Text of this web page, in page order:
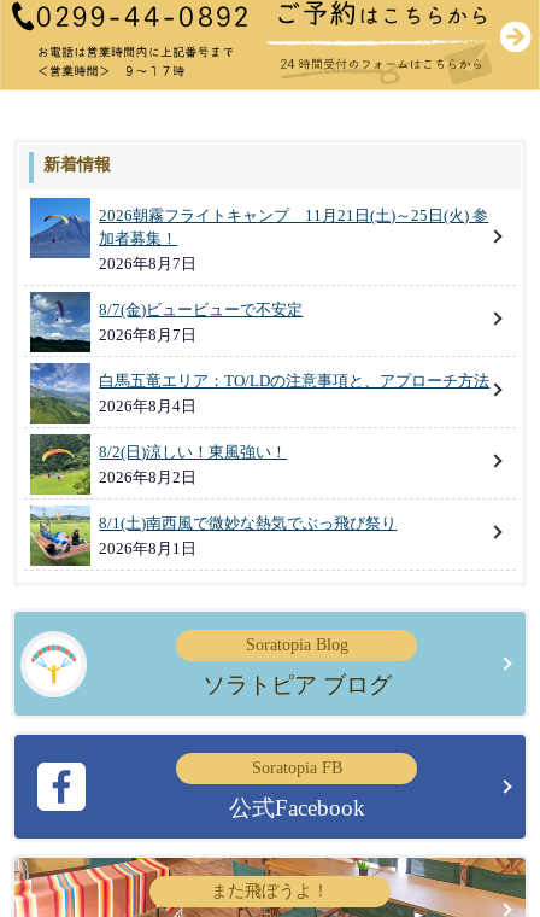
新着情報
2026朝霧フライトキャンプ 11月21日(土)～25日(火) 参
加者募集！
2026年8月7日
8/7(金)ビュービューで不安定
2026年8月7日
白馬五竜エリア：TO/LDの注意事項と、アプローチ方法
2026年8月4日
8/2(日)涼しい！東風強い！
2026年8月2日
8/1(土)南西風で微妙な熱気でぶっ飛び祭り
2026年8月1日
Soratopia Blog
ソラトピア ブログ
Soratopia FB
公式Facebook
また飛ぼうよ！